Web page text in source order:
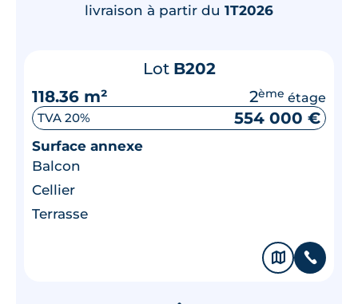
livraison à partir du 1T2026
Lot B202
118.36 m²
2ème étage
TVA 20% 554 000 €
Surface annexe
Balcon
Cellier
Terrasse
🗞 📞